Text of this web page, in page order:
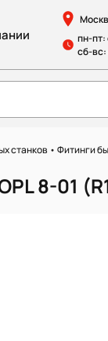
пн-пт:
сб-
станков •Фитинги
8-01